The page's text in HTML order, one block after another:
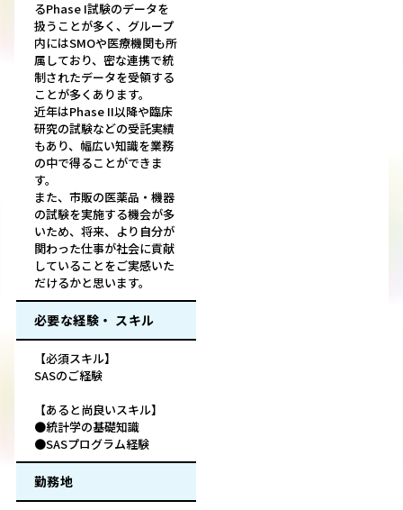
るPhase I試験のデータを
扱うことが多く、グループ
内にはSMOや医療機関も所
属しており、密な連携で統
制されたデータを受領する
ことが多くあります。
近年はPhase II以降や臨床
研究の試験などの受託実績
もあり、幅広い知識を業務
の中で得ることができま
す。
また、市販の医薬品・機器
の試験を実施する機会が多
いため、将来、より自分が
関わった仕事が社会に貢献
していることをご実感いた
だけるかと思います。
必要な経験・ スキル
【必須スキル】
SASのご経験
【あると尚良いスキル】
●統計学の基礎知識
●SASプログラム経験
勤務地